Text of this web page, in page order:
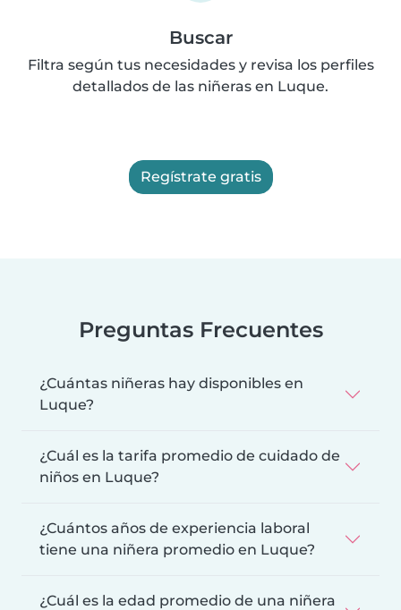
Buscar
Filtra según tus necesidades y revisa los perfiles
detallados de las niñeras en Luque.
Regístrate gratis
Preguntas Frecuentes
¿Cuántas niñeras hay disponibles en
Luque?
¿Cuál es la tarifa promedio de cuidado de
niños en Luque?
¿Cuántos años de experiencia laboral
tiene una niñera promedio en Luque?
¿Cuál es la edad promedio de una niñera